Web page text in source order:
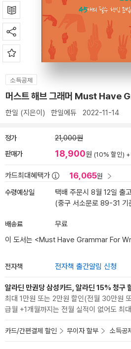
소득공제
머스트 해브 그래머 Must Have
한일 (지은이) 한일에듀 2022-11-14
정가 21,000원
판매가 18,900원 (10% 할인) +
카드최대혜택가 16,065원
수령예상일
택배 주문시 8월 12일 출
(중구 서소문로 89-31 기
배송료
무료
이 도서는 <Must Have Grammar For
전자책 전자책 출간알림 신청
알라딘 만권당 삼성카드, 알라딘 15% 청구
최대 1만원 또는 2만원 할인(전월 30만원
급월 +1개월까지는 전월 실적이 없어도 최
카드/간편결제 할인 무이자 할부 소득공